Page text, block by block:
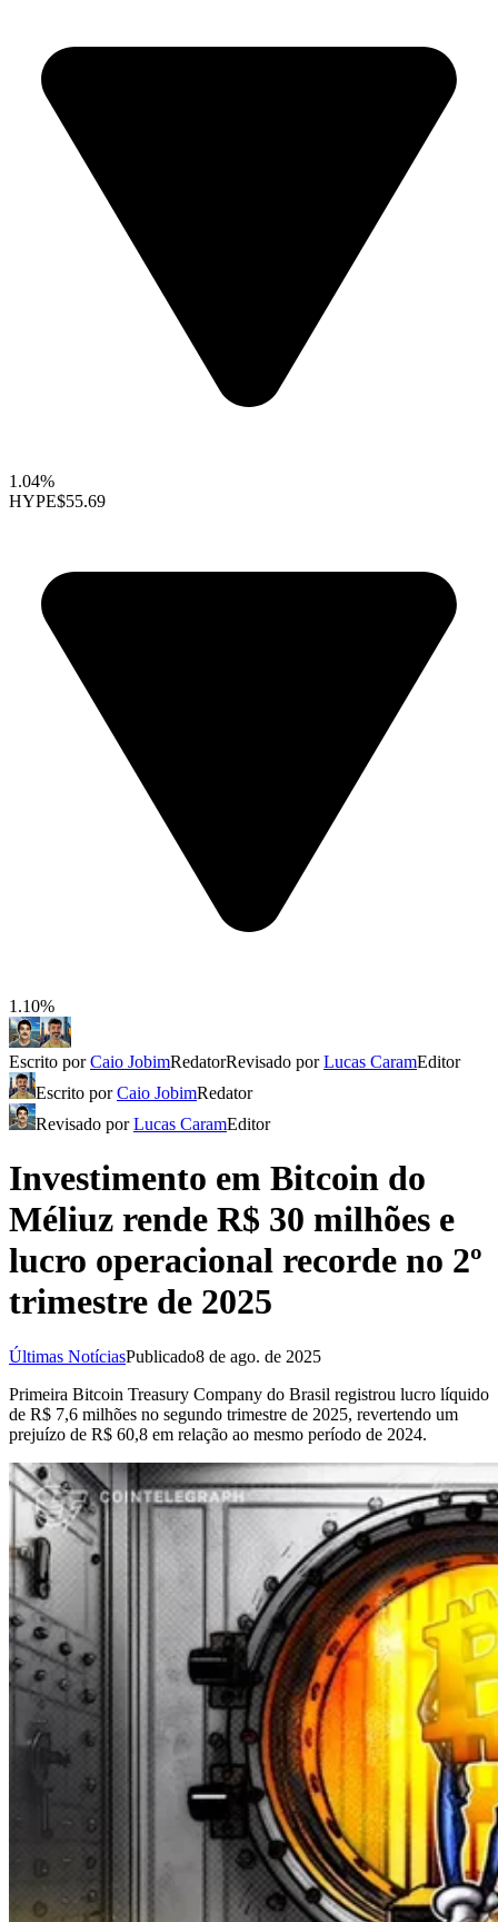
1.04%
HYPE$55.69
1.10%
Escrito porCaio JobimRedatorRevisado porLucas CaramEditor
Escrito porCaio JobimRedator
Revisado porLucas CaramEditor
Investimento em Bitcoin do
Méliuz rende R$ 30 milhões e
lucro operacional recorde no 2º
trimestre de 2025
Últimas NotíciasPublicado8 de ago. de 2025
Primeira Bitcoin Treasury Company do Brasil registrou lucro líquido
de R$ 7,6 milhões no segundo trimestre de 2025, revertendo um
prejuízo de R$ 60,8 em relação ao mesmo período de 2024.